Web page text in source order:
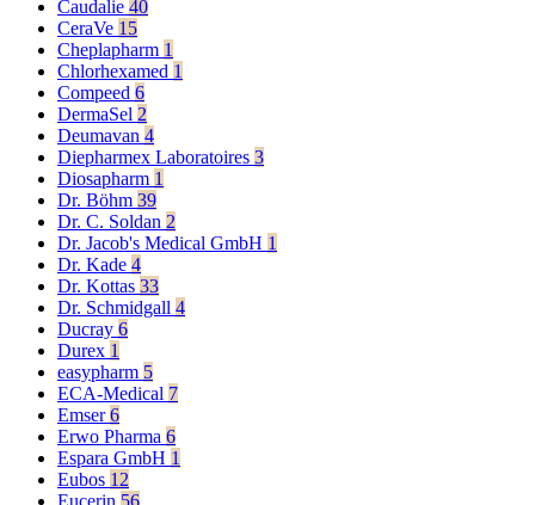
Caudalie 40
CeraVe 15
Cheplapharm 1
Chlorhexamed 1
Compeed 6
DermaSel 2
Deumavan 4
Diepharmex Laboratoires 3
Diosapharm 1
Dr. Böhm 39
Dr. C. Soldan 2
Dr. Jacob's Medical GmbH 1
Dr. Kade 4
Dr. Kottas 33
Dr. Schmidgall 4
Ducray 6
Durex 1
easypharm 5
ECA-Medical 7
Emser6
Erwo Pharma 6
Espara GmbH 1
Eubos 12